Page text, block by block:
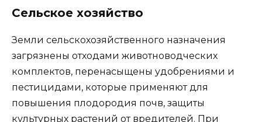
Сельское хозяйство
Земли сельскохозяйственного назначения
загрязнены отходами животноводческих
комплектов, перенасыщены удобрениями и
пестицидами, которые применяют для
повышения плодородия почв, защиты
культурных растений от вредителей. При